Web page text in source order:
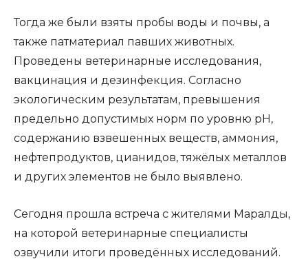
Тогда же были взяты пробы воды и почвы, а
также патматериал павших животных.
Проведены ветеринарные исследования,
вакцинация и дезинфекция. Согласно
экологическим результатам, превышения
предельно допустимых норм по уровню pH,
содержанию взвешенных веществ, аммония,
нефтепродуктов, цианидов, тяжёлых металлов
и других элементов не было выявлено.
Сегодня прошла встреча с жителями Маралды,
на которой ветеринарные специалисты
озвучили итоги проведённых исследований.